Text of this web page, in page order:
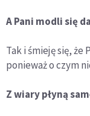
A Pani modli się
Tak i śmieję się, że
ponieważ o czym
Z wiary płyną